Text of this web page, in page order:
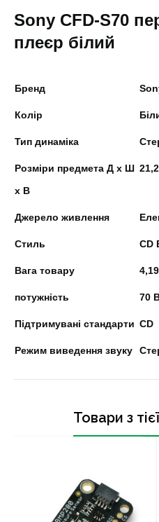
Sony CFD-S70
плеєр білий
Бренд
Колір
Тип динаміка
Розміри предмета Д х Ш
х В
Джерело живлення
Стиль CD
Вага товару
потужність 70
Підтримувані стандарти CD
Режим виведення звуку
Товари з